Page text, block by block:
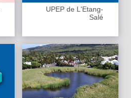
UPEP de L'Etang-
Salé